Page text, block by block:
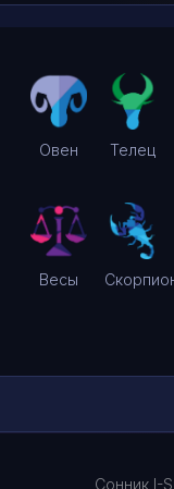
Овен Телец
Весы
Сонник I-